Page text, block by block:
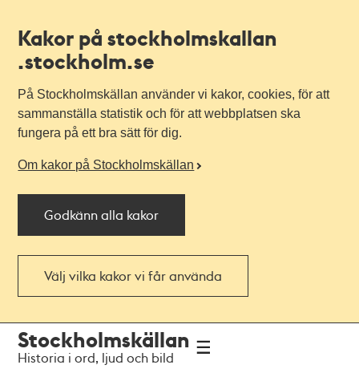
Kakor på stockholmskallan
.stockholm.se
På Stockholmskällan använder vi kakor, cookies, för att
sammanställa statistik och för att webbplatsen ska
fungera på ett bra sätt för dig.
Om kakor på Stockholmskällan
Godkänn alla kakor
Välj vilka kakor vi får använda
navigationen
huvudinnehållet
Stockholmskällan
Historia i ord, ljud och bild